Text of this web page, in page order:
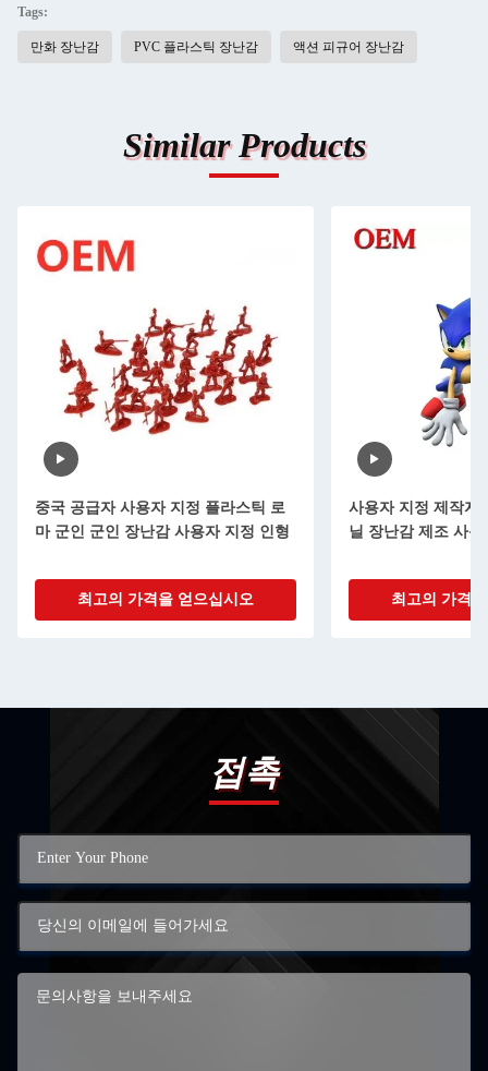
Tags:
만화 장난감 PVC 플라스틱 장난감 액션 피규어 장난감
Similar Products
중국 공급자 사용자 지정 플라스틱 로
마 군인 군인 장난감 사용자 지정 인형
최고의 가격을 얻으십시오
사용자 지정 제작자
닐 장난감 제조 사
최고의 가격
접촉